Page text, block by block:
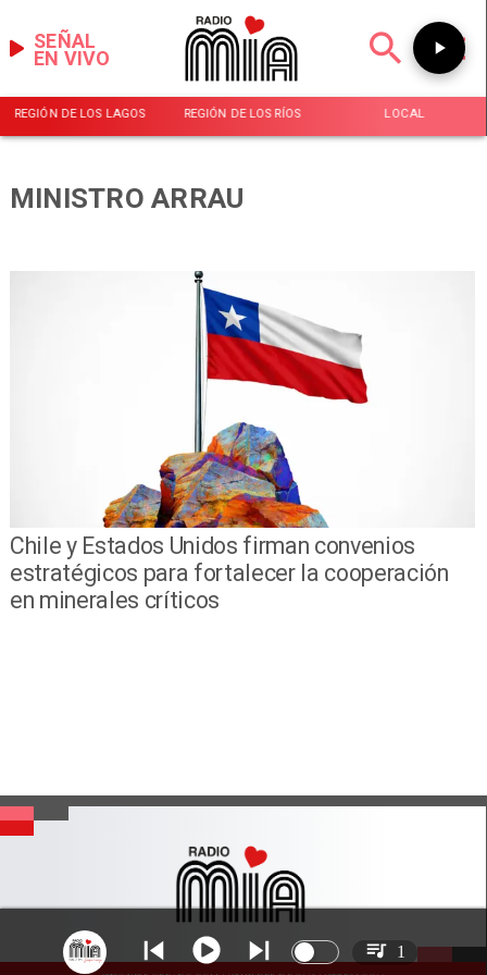
EN VIVO
SEÑAL
REGIÓN DE LOS LAGOS REGIÓN DE LOS RÍOS LOCAL
MINISTRO ARRAU
Chile y Estados Unidos firman convenios
estratégicos para fortalecer la cooperación
en minerales críticos
1